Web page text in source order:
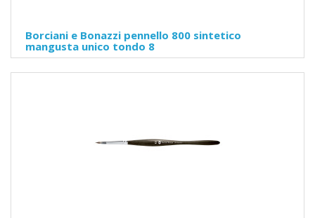
Borciani e Bonazzi pennello 800 sintetico
mangusta unico tondo 8